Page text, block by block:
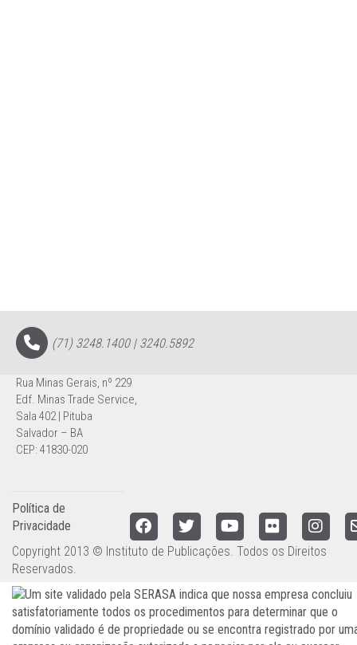
(71) 3248.1400 | 3240.5892
Rua Minas Gerais, nº 229
Edf. Minas Trade Service,
Sala 402 | Pituba
Salvador – BA
CEP: 41830-020
Política de
Privacidade
Copyright 2013 © Instituto de Publicações. Todos os Direitos
Reservados.